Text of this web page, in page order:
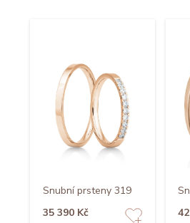
Snubní prsteny 319
35 390 Kč